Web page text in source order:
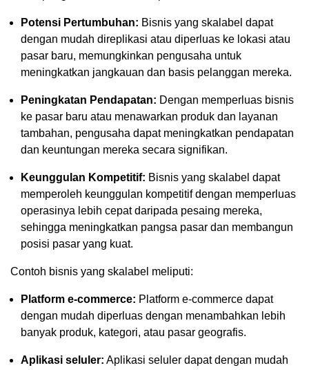
Potensi Pertumbuhan: Bisnis yang skalabel dapat
dengan mudah direplikasi atau diperluas ke lokasi atau
pasar baru, memungkinkan pengusaha untuk
meningkatkan jangkauan dan basis pelanggan mereka.
Peningkatan Pendapatan: Dengan memperluas bisnis
ke pasar baru atau menawarkan produk dan layanan
tambahan, pengusaha dapat meningkatkan pendapatan
dan keuntungan mereka secara signifikan.
Keunggulan Kompetitif: Bisnis yang skalabel dapat
memperoleh keunggulan kompetitif dengan memperluas
operasinya lebih cepat daripada pesaing mereka,
sehingga meningkatkan pangsa pasar dan membangun
posisi pasar yang kuat.
Contoh bisnis yang skalabel meliputi:
Platform e-commerce: Platform e-commerce dapat
dengan mudah diperluas dengan menambahkan lebih
banyak produk, kategori, atau pasar geografis.
Aplikasi seluler: Aplikasi seluler dapat dengan mudah